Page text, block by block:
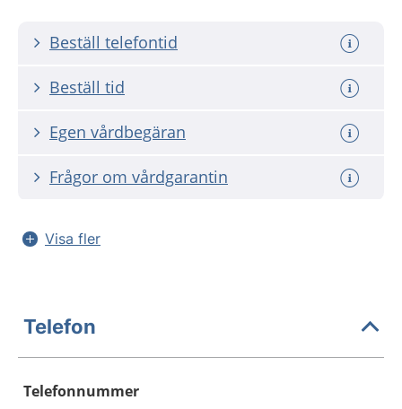
Beställ telefontid
Beställ tid
Egen vårdbegäran
Frågor om vårdgarantin
Visa fler
Telefon
Telefonnummer